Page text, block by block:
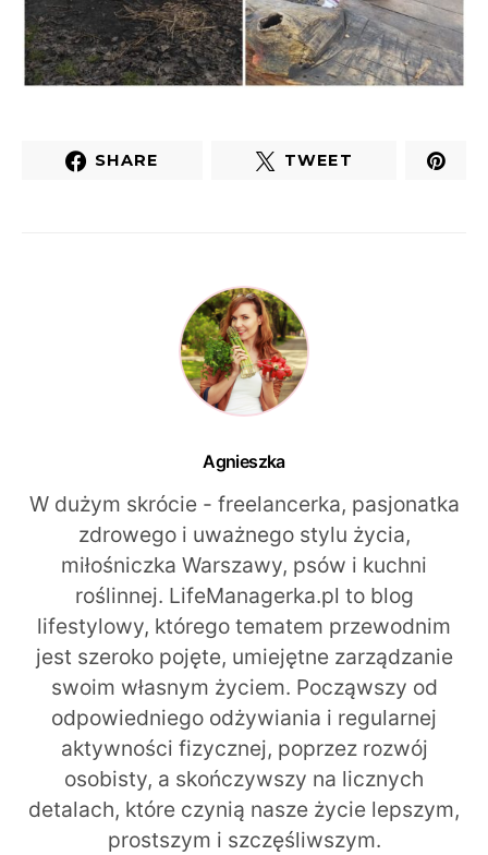
SHARE TWEET
Agnieszka
W dużym skrócie - freelancerka, pasjonatka
zdrowego i uważnego stylu życia,
miłośniczka Warszawy, psów i kuchni
roślinnej. LifeManagerka.pl to blog
lifestylowy, którego tematem przewodnim
jest szeroko pojęte, umiejętne zarządzanie
swoim własnym życiem. Począwszy od
odpowiedniego odżywiania i regularnej
aktywności fizycznej, poprzez rozwój
osobisty, a skończywszy na licznych
detalach, które czynią nasze życie lepszym,
prostszym i szczęśliwszym.